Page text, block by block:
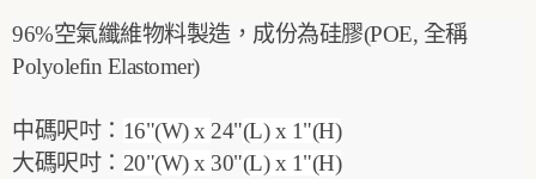
96%空氣纖維物料製造，成份為硅膠(POE, 全稱
Polyolefin Elastomer)
中碼呎吋： 16"(W) x 24"(L) x 1"(H)
大碼呎吋： 20"(W) x 30"(L) x 1"(H)